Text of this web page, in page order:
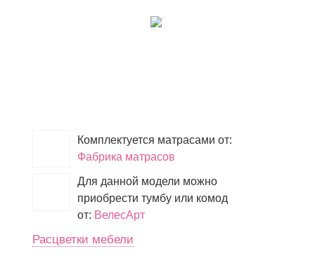
Комплектуется матрасами от:
Фабрика матрасов
Для данной модели можно
приобрести тумбу или комод
от: ВелесАрт
Расцветки мебели